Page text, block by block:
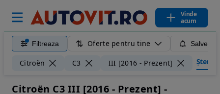
Vinde
acum
Filtreaza Oferte pentru tine
Citroën C3 III [2016 - Prezent] Șterge
Citroën C3 III [2016 - Prezent] -